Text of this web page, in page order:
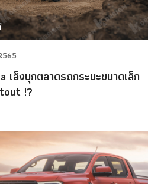
เล็งบุกตลาดรถกระบะขนาดเล็ก
!?